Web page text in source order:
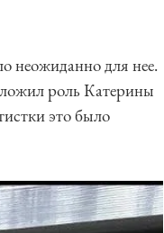
неожиданно для нее.
роль Катерины
это было